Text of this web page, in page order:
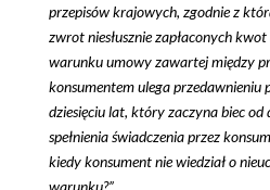
przepisów krajowych, zgodnie z
zwrot niesłusznie zapłaconych
warunku umowy zawartej między
konsumentem ulega przedawnieniu
dziesięciu lat, który zaczyna biec
spełnienia świadczenia przez
kiedy konsument nie wiedział o
warunku?”